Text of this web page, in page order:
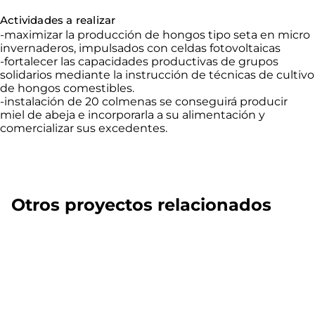
Actividades a realizar
-maximizar la producción de hongos tipo seta en micro
invernaderos, impulsados con celdas fotovoltaicas
-fortalecer las capacidades productivas de grupos
solidarios mediante la instrucción de técnicas de cultivo
de hongos comestibles.
-instalación de 20 colmenas se conseguirá producir
miel de abeja e incorporarla a su alimentación y
comercializar sus excedentes.
Otros proyectos relacionados